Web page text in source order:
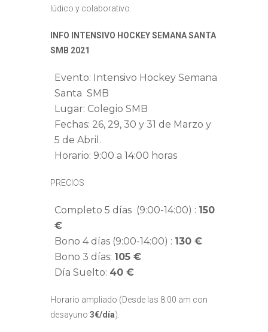
lúdico y colaborativo.
INFO INTENSIVO HOCKEY SEMANA SANTA
SMB 2021
Evento: Intensivo Hockey Semana
Santa SMB
Lugar: Colegio SMB
Fechas: 26, 29, 30 y 31 de Marzo y
5 de Abril.
Horario: 9:00 a 14:00 horas
PRECIOS
Completo 5 días (9:00-14:00) : 150
€
Bono 4 días (9:00-14:00) : 130 €
Bono 3 días: 105 €
Día Suelto: 40 €
Horario ampliado (Desde las 8:00 am con
desayuno 3€/día).